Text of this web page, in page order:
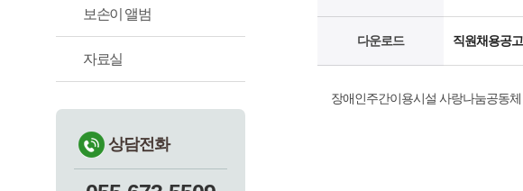
보손이 앨범
자료실
상담전화
다운로드 직원채용공
장애인주간이용시설 사랑나눔공동